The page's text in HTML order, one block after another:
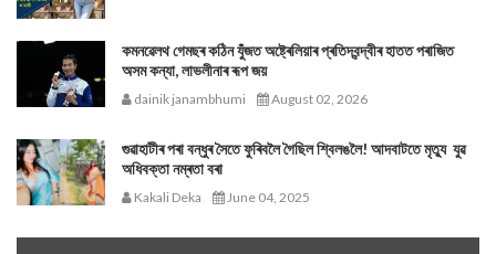
কমনৱেলথ গেমছৰ কঠিন যুঁজত অষ্ট্ৰেলিয়াৰ প্ৰতিদ্বন্দ্বীৰ হাতত পৰাজিত
অসম কন্যা, লাভলীনাৰ ৰূপ জয়
dainik janambhumi August 02, 2026
গুৱাহাটীৰ পৰা বন্ধুৰ সৈতে ফুৰিবলৈ গৈছিল শ্বিলঙলৈ! আদবাটতে মৃত্যু যুৱ
অধিবক্তা নম্ৰতা বৰা
Kakali Deka June 04, 2025